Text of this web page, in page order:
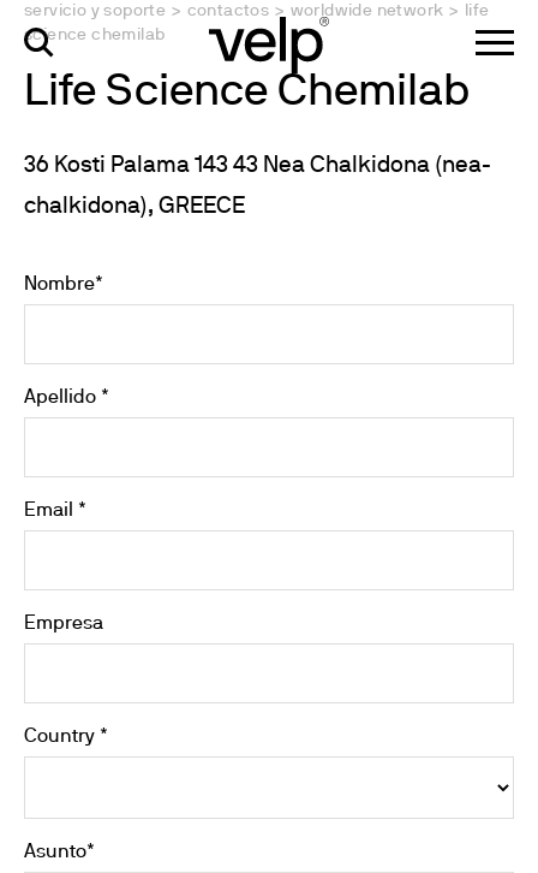
servicio y soporte > contactos > worldwide network >
life
science chemilab
Life Science Chemilab
36 Kosti Palama 143 43 Nea Chalkidona (nea-
chalkidona), GREECE
Nombre*
Apellido *
Email *
Empresa
Country *
Asunto*